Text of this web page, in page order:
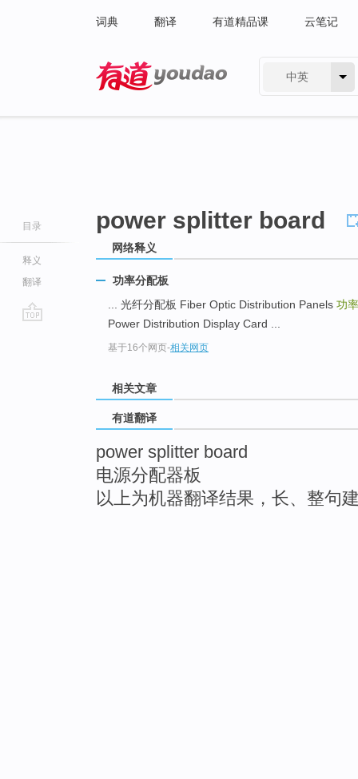
词典 翻译 有道精品课 云笔记
中英
目录
释义
翻译
power splitter board
网络释义
功率分配板
... 光纤分配板 Fiber Optic Distribution Panels 功
Power Distribution Display Card ...
基于16个网页-相关网页
相关文章
有道翻译
power splitter board
电源分配器板
以上为机器翻译结果，长、整句